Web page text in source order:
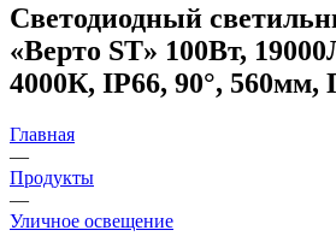
Светодиодный
«Верто ST» 100Вт,
4000К, IP66, 90°, 560мм,
Главная
—
Продукты
—
Уличное освещение